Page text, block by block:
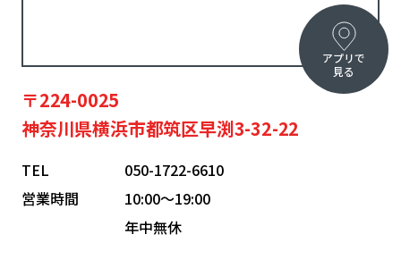
〒224-0025
神奈川県横浜市都筑区早渕3-32-22
TEL
050-1722-6610
営業時間
10:00〜19:00
年中無休
アプリで
見る